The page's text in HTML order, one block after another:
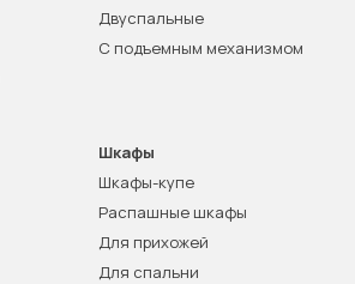
Двуспальные
С подъемным механизмом
Шкафы
Шкафы-купе
Распашные шкафы
Для прихожей
Для спальни